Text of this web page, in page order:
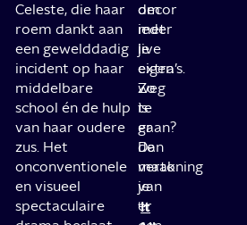
Celeste, die haar
roem dankt aan
een gewelddadig
incident op haar
middelbare
school én de hulp
van haar oudere
zus. Het
onconventionele
en visueel
spectaculaire
om
ieder
je
eigen
weg
te
gaan?
Dan
maak
je
er
decor
met
live
extra’s.
Zo
is
er
de
vertoning
van
‘It